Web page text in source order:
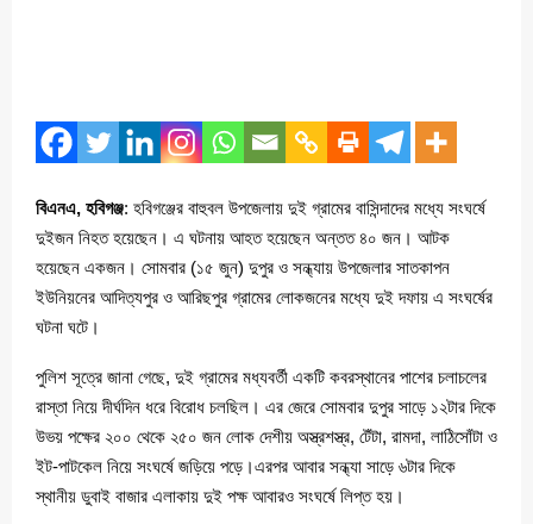
বিএনএ, হবিগঞ্জ: হবিগঞ্জের বাহুবল উপজেলায় দুই গ্রামের বাসিন্দাদের মধ্যে সংঘর্ষে
দুইজন নিহত হয়েছেন। এ ঘটনায় আহত হয়েছেন অন্তত ৪০ জন। আটক
হয়েছেন একজন। সোমবার (১৫ জুন) দুপুর ও সন্ধ্যায় উপজেলার সাতকাপন
ইউনিয়নের আদিত্যপুর ও আরিছপুর গ্রামের লোকজনের মধ্যে দুই দফায় এ সংঘর্ষের
ঘটনা ঘটে।
পুলিশ সূত্রে জানা গেছে, দুই গ্রামের মধ্যবর্তী একটি কবরস্থানের পাশের চলাচলের
রাস্তা নিয়ে দীর্ঘদিন ধরে বিরোধ চলছিল। এর জেরে সোমবার দুপুর সাড়ে ১২টার দিকে
উভয় পক্ষের ২০০ থেকে ২৫০ জন লোক দেশীয় অস্ত্রশস্ত্র, টেঁটা, রামদা, লাঠিসোঁটা ও
ইট-পাটকেল নিয়ে সংঘর্ষে জড়িয়ে পড়ে।এরপর আবার সন্ধ্যা সাড়ে ৬টার দিকে
স্থানীয় ডুবাই বাজার এলাকায় দুই পক্ষ আবারও সংঘর্ষে লিপ্ত হয়।